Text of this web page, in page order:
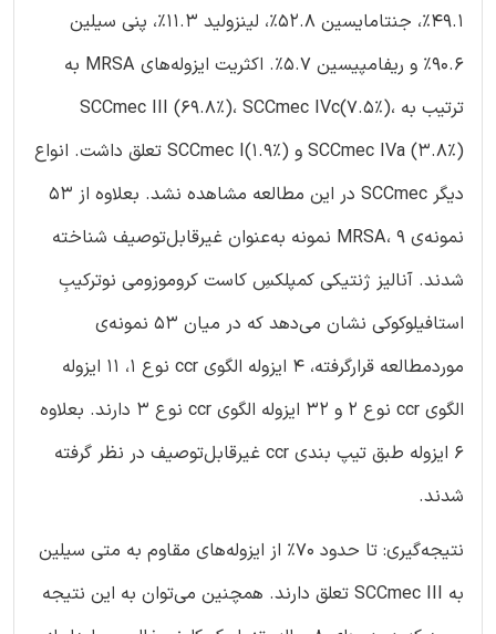
49.1%، جنتامایسین 52.8%، لینزولید 11.3%، پنی سیلین
90.6% و ریفامپیسین 5.7%. اکثریت ایزوله‌های MRSA به
ترتیب به SCCmec III (69.8%)، SCCmec IVc(7.5%)،
SCCmec IVa (3.8%) و SCCmec I(1.9%) تعلق داشت. انواع
دیگر SCCmec در این مطالعه مشاهده نشد. بعلاوه از 53
نمونه‌ی MRSA، 9 نمونه به‌عنوان غیرقابل‌توصیف شناخته
شدند. آنالیز ژنتیکی کمپلکسِ کاست کروموزومی نوترکیبِ
استافیلوکوکی نشان می‌دهد که در میان 53 نمونه‌ی
موردمطالعه قرارگرفته، 4 ایزوله الگوی ccr نوع 1، 11 ایزوله
الگوی ccr نوع 2 و 32 ایزوله الگوی ccr نوع 3 دارند. بعلاوه
6 ایزوله طبق تیپ بندی ccr غیرقابل‌توصیف در نظر گرفته
شدند.
نتیجه‌گیری: تا حدود 70% از ایزوله‌های مقاوم به متی سیلین
به SCCmec III تعلق دارند. همچنین می‌توان به این نتیجه